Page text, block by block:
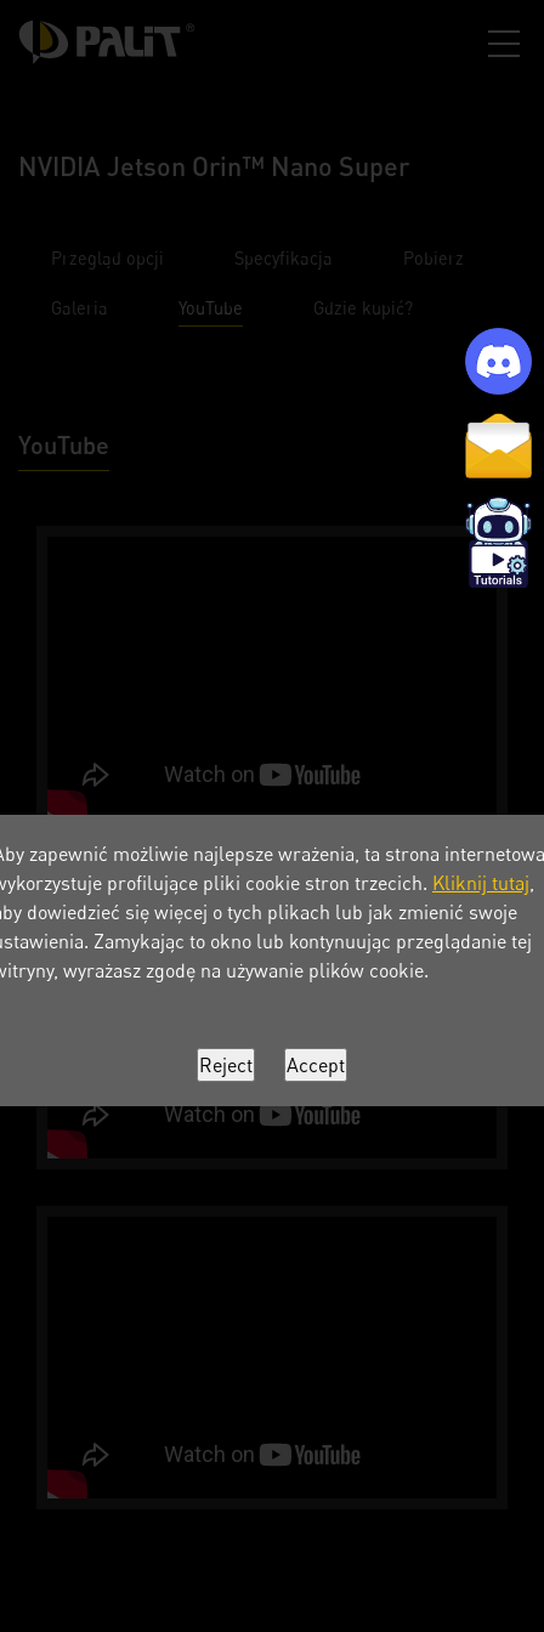
zapewnić możliwie najlepsze wrażenia, ta strona internetowa
profilujące pliki cookie stron trzecich. Kliknij tutaj,
dowiedzieć się więcej o tych plikach lub jak zmienić swoje
Zamykając to okno lub kontynuując przeglądanie tej
wyrażasz zgodę na używanie plików cookie.
NVIDIA Jetson Orin™ Nano Super
Przegląd opcji Specyfikacja Pobierz
Galeria YouTube Gdzie kupić?
YouTube